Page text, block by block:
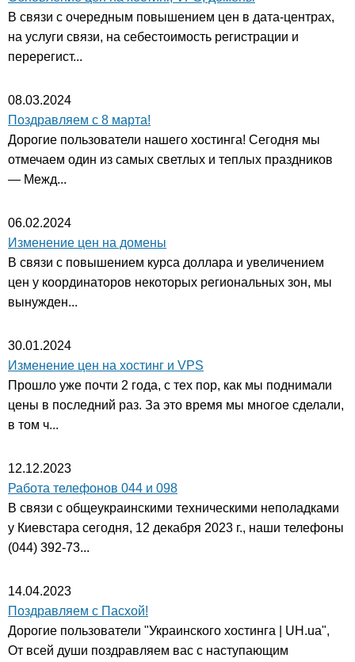
В связи с очередным повышением цен в дата-центрах,
на услуги связи, на себестоимость регистрации и
перерегист...
08.03.2024
Поздравляем с 8 марта!
Дорогие пользователи нашего хостинга! Сегодня мы
отмечаем один из самых светлых и теплых праздников
— Межд...
06.02.2024
Изменение цен на домены
В связи с повышением курса доллара и увеличением
цен у координаторов некоторых региональных зон, мы
вынужден...
30.01.2024
Изменение цен на хостинг и VPS
Прошло уже почти 2 года, с тех пор, как мы поднимали
цены в последний раз. За это время мы многое сделали,
в том ч...
12.12.2023
Работа телефонов 044 и 098
В связи с общеукраинскими техническими неполадками
у Киевстара сегодня, 12 декабря 2023 г., наши телефоны
(044) 392-73...
14.04.2023
Поздравляем с Пасхой!
Дорогие пользователи "Украинского хостинга | UH.ua",
От всей души поздравляем вас с наступающим